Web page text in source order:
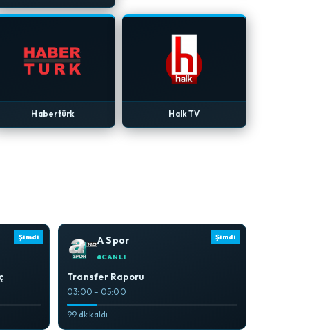
Habertürk Halk TV
Şimdi Şimdi
A Spor
CANLI
Transfer Raporu
03:00 – 05:00
99 dk kaldı